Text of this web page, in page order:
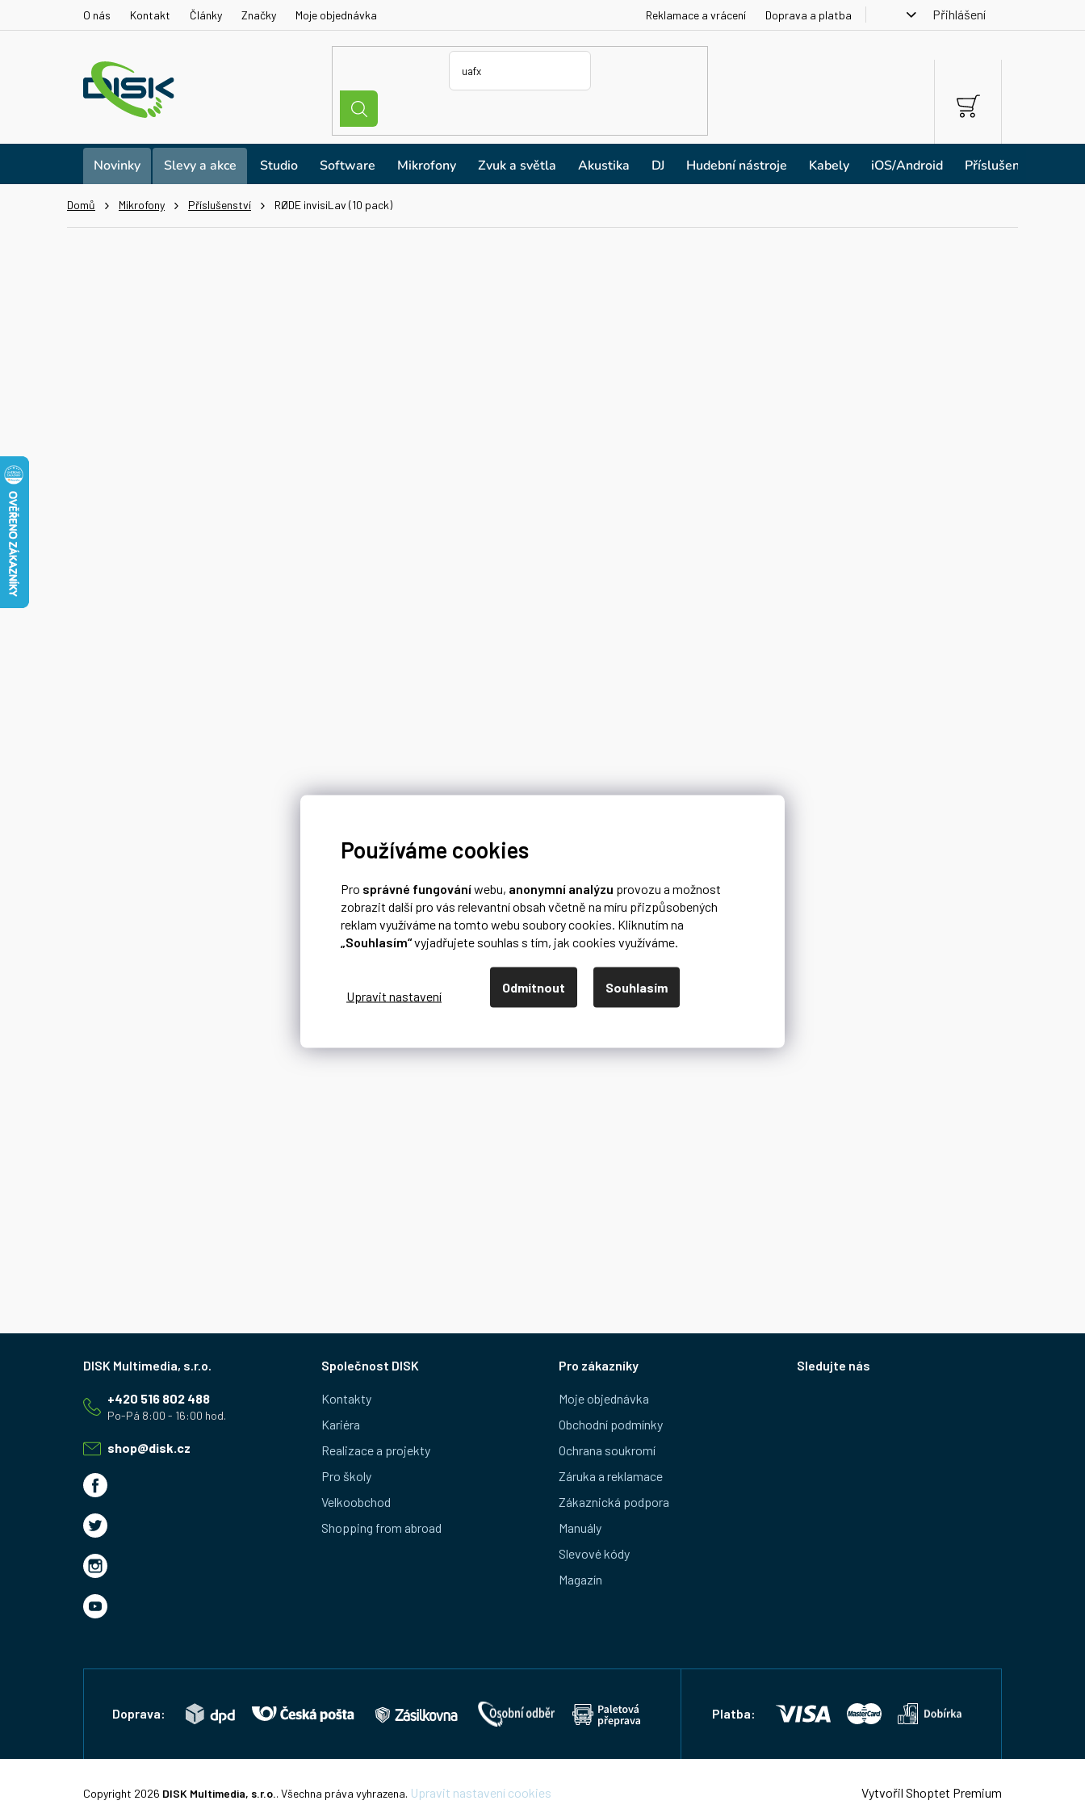
Používáme cookies
Pro správné fungováníwebu, anonymní analýzu provozu a možnost
zobrazit další pro vás relevantní obsah včetně na míru přizpůsobených
reklam využíváme na tomto webu soubory cookies. Kliknutím na
„Souhlasím“vyjadřujete souhlas s tím, jak cookies využíváme.
Odmítnout Souhlasím
O nás Kontakt Články Značky Moje objednávka Reklamace a vrácení Doprava a platba Přihlášení
NÁKUPNÍ
KOŠÍK
Novinky Slevy a akce Studio Software Mikrofony Zvuk a světla Akustika DJ Hudební nástroje Kabely iOS/Android Příslušenství
Domů Mikrofony Příslušenství RØDE invisiLav (10 pack)
shop@disk.cz
+420 516 802 488
Společnost DISK
Kontakty
Kariéra
Realizace a projekty
Pro školy
Velkoobchod
Shopping from abroad
Pro zákazníky
Moje objednávka
Obchodní podmínky
Ochrana soukromí
Záruka a reklamace
Zákaznická podpora
Manuály
Slevové kódy
Magazín
Sledujte nás
Doprava: Platba:
Vytvořil Shoptet Premium
Copyright 2026 DISK Multimedia, s.r.o.. Všechna práva vyhrazena. Upravit nastavení cookies